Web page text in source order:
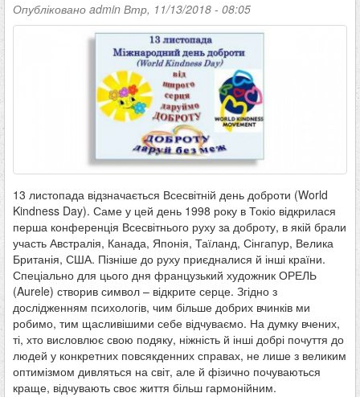
Опубліковано admin Втр, 11/13/2018 - 08:05
13 листопада відзначається Всесвітній день доброти (World
Kindness Day). Саме у цей день 1998 року в Токіо відкрилася
перша конференція Всесвітнього руху за доброту, в якій брали
участь Австралія, Канада, Японія, Таїланд, Сінгапур, Велика
Британія, США. Пізніше до руху приєдналися й інші країни.
Спеціально для цього дня французький художник ОРЕЛЬ
(Aurele) створив символ – відкрите серце. Згідно з
дослідженням психологів, чим більше добрих вчинків ми
робимо, тим щасливішими себе відчуваємо. На думку вчених,
ті, хто висловлює свою подяку, ніжність й інші добрі почуття до
людей у конкретних повсякденних справах, не лише з великим
оптимізмом дивляться на світ, але й фізично почуваються
краще, відчувають своє життя більш гармонійним.